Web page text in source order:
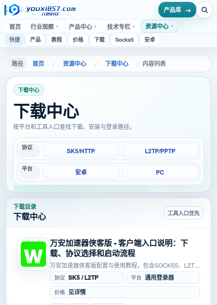
首页 行业观察 ▼ 产品中心 ▼ 技术专栏 ▼ 资源中心 ▼
产品库
快捷 产品 教程 价格 下载 Socks5 安卓
首页 / 资源中心 / 下载中心 / 内容列表
下载中心
下载中心
按平台和工具入口查找下载、安装与登录路径。
协议 SK5/HTTP L2TP/PPTP
平台 安卓 PC
下载目录
下载中心 工具入口优先
万安加速器侠客版 - 客户端入口说明：下
载、协议选择和启动流程
万安加速器侠客版配置与使用教程，包含SOCKS5、L2TP
配置，涉及安卓、PC、手机等使用环境，可用于工作室、
浏览器、模拟器等场景，适合按入口、账号信息、协议参...
协议 SK5 / L2TP 平台 通用登录器
价格 见详情